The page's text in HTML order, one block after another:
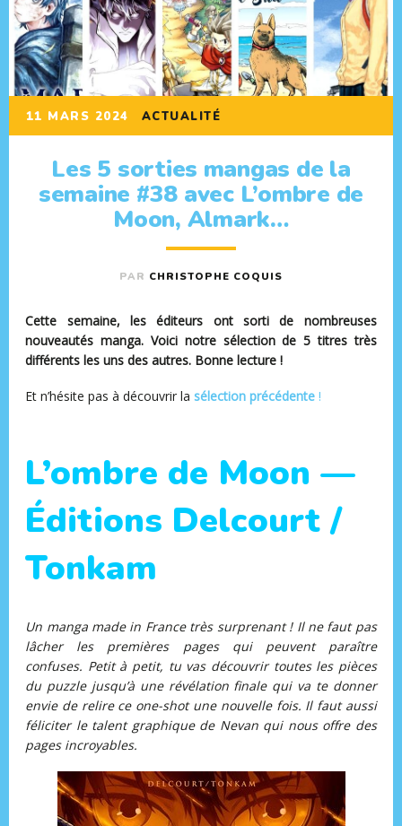
11 MARS 2024 ACTUALITÉ
Les 5 sorties mangas de la
semaine #38 avec L’ombre de
Moon, Almark…
PAR CHRISTOPHE COQUIS
Cette semaine, les éditeurs ont sorti de nombreuses
nouveautés manga. Voici notre sélection de 5 titres très
différents les uns des autres. Bonne lecture !
Et n’hésite pas à découvrir lasélection précédente !
L’ombre de Moon —
Éditions Delcourt /
Tonkam
Un manga made in France très surprenant ! Il ne faut pas
lâcher les premières pages qui peuvent paraître
confuses. Petit à petit, tu vas découvrir toutes les pièces
du puzzle jusqu’à une révélation finale qui va te donner
envie de relire ce one-shot une nouvelle fois. Il faut aussi
féliciter le talent graphique de Nevan qui nous offre des
pages incroyables.